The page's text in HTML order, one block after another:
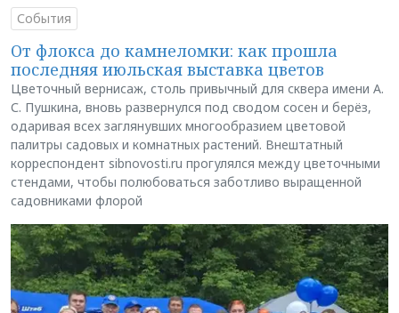
События
От флокса до камнеломки: как прошла
последняя июльская выставка цветов
Цветочный вернисаж, столь привычный для сквера имени А.
С. Пушкина, вновь развернулся под сводом сосен и берёз,
одаривая всех заглянувших многообразием цветовой
палитры садовых и комнатных растений. Внештатный
корреспондент sibnovosti.ru прогулялся между цветочными
стендами, чтобы полюбоваться заботливо выращенной
садовниками флорой